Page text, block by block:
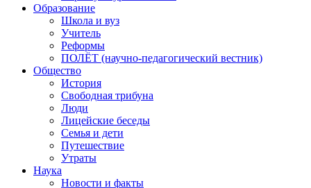
Образование
Школа и вуз
Учитель
Реформы
ПОЛЁТ (научно-педагогический вестник)
Общество
История
Свободная трибуна
Люди
Лицейские беседы
Семья и дети
Путешествие
Утраты
Наука
Новости и факты